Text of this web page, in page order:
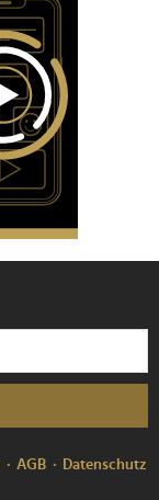
AGB
Datenschutz